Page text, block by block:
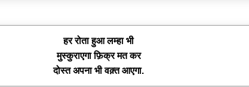
हर रोता हुआ लम्हा भी
मुस्कुराएगा फ़िक्र मत कर
दोस्त अपना भी वक़्त आएगा.